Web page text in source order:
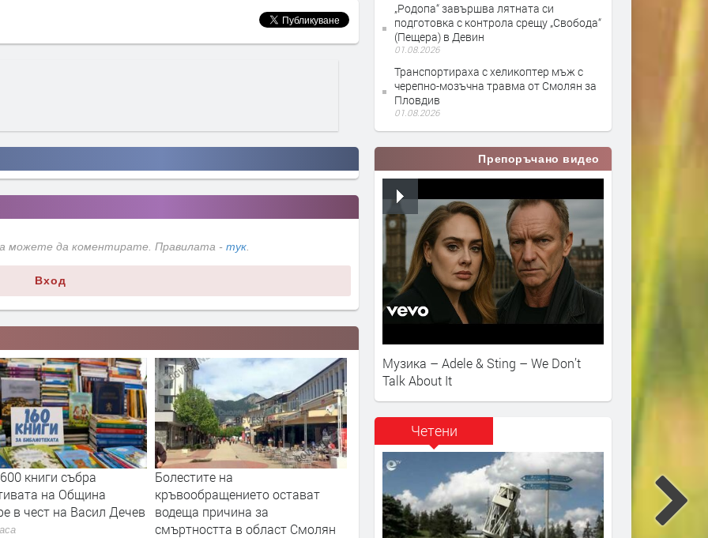
можете да коментирате. Правилата - тук
Вход
на
остават
причина за
в област Смолян
Нов електромобил ще обслужва
социалните услуги в община
Златоград
преди 7 часа
"Родопа" стартира новия сезон
в Пловдив след промяна на
домакинството
преди 7 часа
Празникът на
фасул ще се
октомври заради
президентските
„Родопа“ завършва лятната си
подготовка с контрола срещу „Свобода“
(Пещера) в Девин
01.08.2026
Транспортираха с хеликоптер мъж с
черепно-мозъчна травма от Смолян за
Пловдив
01.08.2026
Препоръчано видео
Музика – Adele & Sting – We Don’t
Talk About It
Четени